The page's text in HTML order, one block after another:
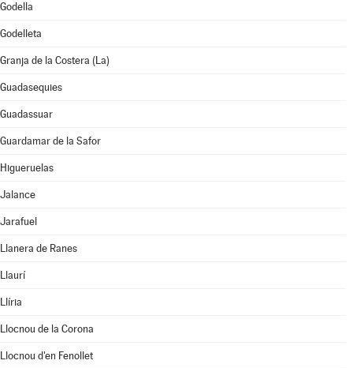
Godella
Godelleta
Granja de la Costera (La)
Guadasequies
Guadassuar
Guardamar de la Safor
Higueruelas
Jalance
Jarafuel
Llanera de Ranes
Llaurí
Llíria
Llocnou de la Corona
Llocnou d'en Fenollet